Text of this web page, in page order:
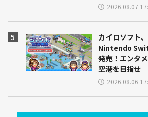
2026.08.07
カイロソフト
Nintendo
発売！エンタ
空港を目指せ
2026.08.06